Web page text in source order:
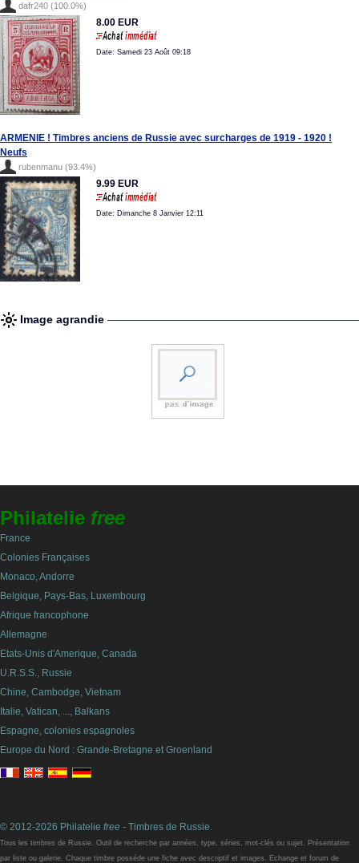
dafr240 (100.0%)
8.00 EUR
Date: Samedi 23 Août 09:18
ARMENIE ! Timbres anciens de Russie avec surcharges de 1919 - 1920 !
Neufs
rubenmanu (93.4%)
9.99 EUR
Date: Dimanche 8 Janvier 12:11
Image agrandie
Philatelie free
France
Colonies Françaises
Monaco, Andorre
Belgique, Pays-Bas, Luxembourg
Afrique francophone
Allemagne
Etats-Unis d'Amerique, Canada
U.R.S.S., Russie
Chine, Cambodge, Vietnam
Italie, Vatican, ..., Balkans
Espagne, colonies espagnoles
Europe du Nord : Grande-Bretagne et Groenland
© 2012-2026 Philatelie free - Timbres de Russie.
Tous les timbres de Russie. Outil de recherche par années, type, séries, mot-clés ou sujet. Présentation
par liste ou galerie. Chaque timbre possède une fiche avec descriptif et images. Echange et forum de